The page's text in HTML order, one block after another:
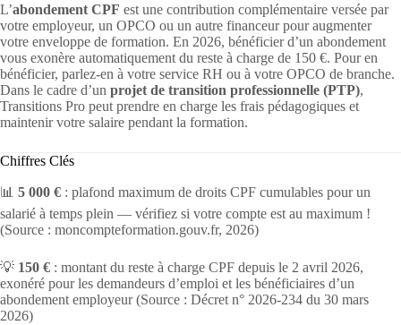
L’abondement CPF est une contribution complémentaire versée par
votre employeur, un OPCO ou un autre financeur pour augmenter
votre enveloppe de formation. En 2026, bénéficier d’un abondement
vous exonère automatiquement du reste à charge de 150 €. Pour en
bénéficier, parlez-en à votre service RH ou à votre OPCO de branche.
Dans le cadre d’un projet de transition professionnelle (PTP),
Transitions Pro peut prendre en charge les frais pédagogiques et
maintenir votre salaire pendant la formation.
Chiffres Clés
📊 5 000 € : plafond maximum de droits CPF cumulables pour un
salarié à temps plein — vérifiez si votre compte est au maximum !
(Source : moncompteformation.gouv.fr, 2026)
💡 150 € : montant du reste à charge CPF depuis le 2 avril 2026,
exonéré pour les demandeurs d’emploi et les bénéficiaires d’un
abondement employeur (Source : Décret n° 2026-234 du 30 mars
2026)